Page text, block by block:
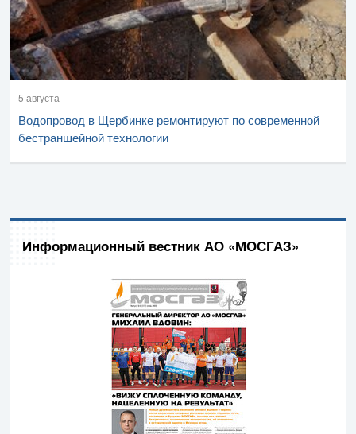
5 августа
Водопровод в Щербинке ремонтируют по современной
бестраншейной технологии
Информационный вестник АО «МОСГАЗ»